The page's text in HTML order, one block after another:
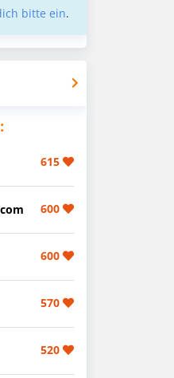
bitte ein.
615
600
600
570
520